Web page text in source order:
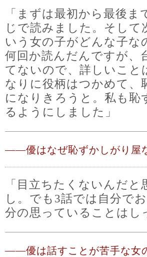
「まずは最初から最後
じで読みました。そして
いう女の子がどんな子な
何回か読んだんですが、
てないので、詳しいこ
なりに役柄はつかめて、
になりきろうと。私も
るようにしました」
――優はなぜ恥ずかしがり屋
「目立ちたくないんだ
し。でも3話では自分で
分の思っていることはし
――優は話すことが苦手な女